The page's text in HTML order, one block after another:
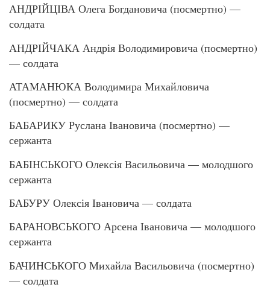
АНДРІЙЦІВА Олега Богдановича (посмертно) —
солдата
АНДРІЙЧАКА Андрія Володимировича (посмертно)
— солдата
АТАМАНЮКА Володимира Михайловича
(посмертно) — солдата
БАБАРИКУ Руслана Івановича (посмертно) —
сержанта
БАБІНСЬКОГО Олексія Васильовича — молодшого
сержанта
БАБУРУ Олексія Івановича — солдата
БАРАНОВСЬКОГО Арсена Івановича — молодшого
сержанта
БАЧИНСЬКОГО Михайла Васильовича (посмертно)
— солдата